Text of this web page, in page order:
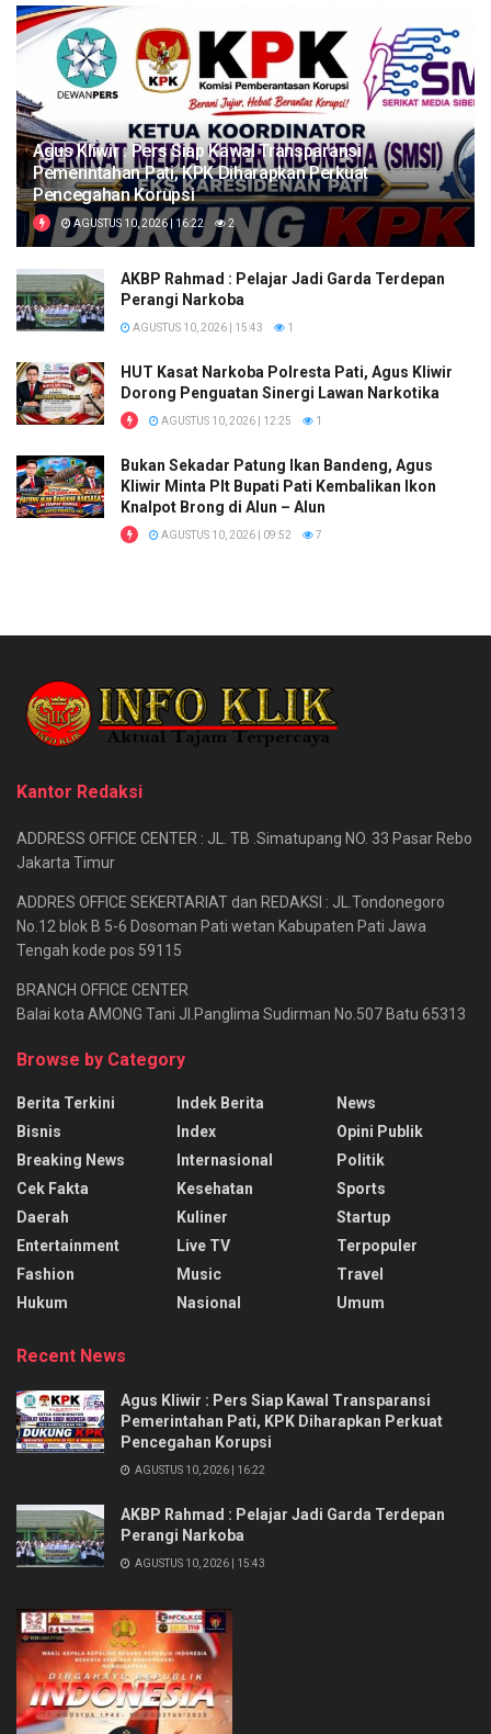
Agus Kliwir : Pers Siap Kawal Transparansi
Pemerintahan Pati, KPK Diharapkan Perkuat
Pencegahan Korupsi
AGUSTUS 10, 2026 | 16:22 2
AKBP Rahmad : Pelajar Jadi Garda Terdepan
Perangi Narkoba
AGUSTUS 10, 2026 | 15:43 1
HUT Kasat Narkoba Polresta Pati, Agus Kliwir
Dorong Penguatan Sinergi Lawan Narkotika
AGUSTUS 10, 2026 | 12:25 1
Bukan Sekadar Patung Ikan Bandeng, Agus
Kliwir Minta Plt Bupati Pati Kembalikan Ikon
Knalpot Brong di Alun – Alun
AGUSTUS 10, 2026 | 09:52 7
Kantor Redaksi
ADDRESS OFFICE CENTER : JL. TB .Simatupang NO. 33 Pasar Rebo
Jakarta Timur
ADDRES OFFICE SEKERTARIAT dan REDAKSI : JL.Tondonegoro
No.12 blok B 5-6 Dosoman Pati wetan Kabupaten Pati Jawa
Tengah kode pos 59115
BRANCH OFFICE CENTER
Balai kota AMONG Tani Jl.Panglima Sudirman No.507 Batu 65313
Browse by Category
Berita Terkini
Bisnis
Breaking News
Cek Fakta
Daerah
Entertainment
Fashion
Hukum
Indek Berita
Index
Internasional
Kesehatan
Kuliner
Live TV
Music
Nasional
News
Opini Publik
Politik
Sports
Startup
Terpopuler
Travel
Umum
Recent News
Agus Kliwir : Pers Siap Kawal Transparansi
Pemerintahan Pati, KPK Diharapkan Perkuat
Pencegahan Korupsi
AGUSTUS 10, 2026 | 16:22
AKBP Rahmad : Pelajar Jadi Garda Terdepan
Perangi Narkoba
AGUSTUS 10, 2026 | 15:43